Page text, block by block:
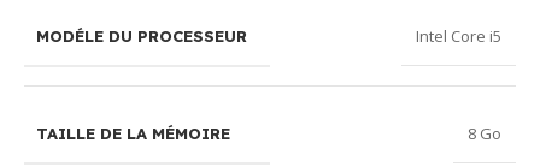
MODÉLE DU PROCESSEUR Intel Core i5
TAILLE DE LA MÉMOIRE 8 Go